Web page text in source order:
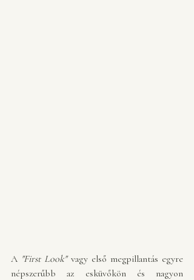
A "First Look" vagy első megpillantás egyre
népszerűbb az esküvőkön és nagyon